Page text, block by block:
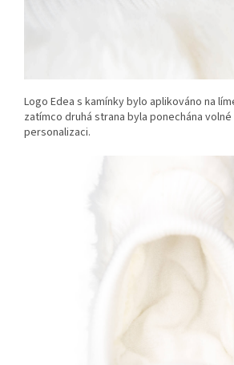
Logo Edea s kamínky bylo aplikováno na
zatímco druhá strana byla ponechána
personalizaci.